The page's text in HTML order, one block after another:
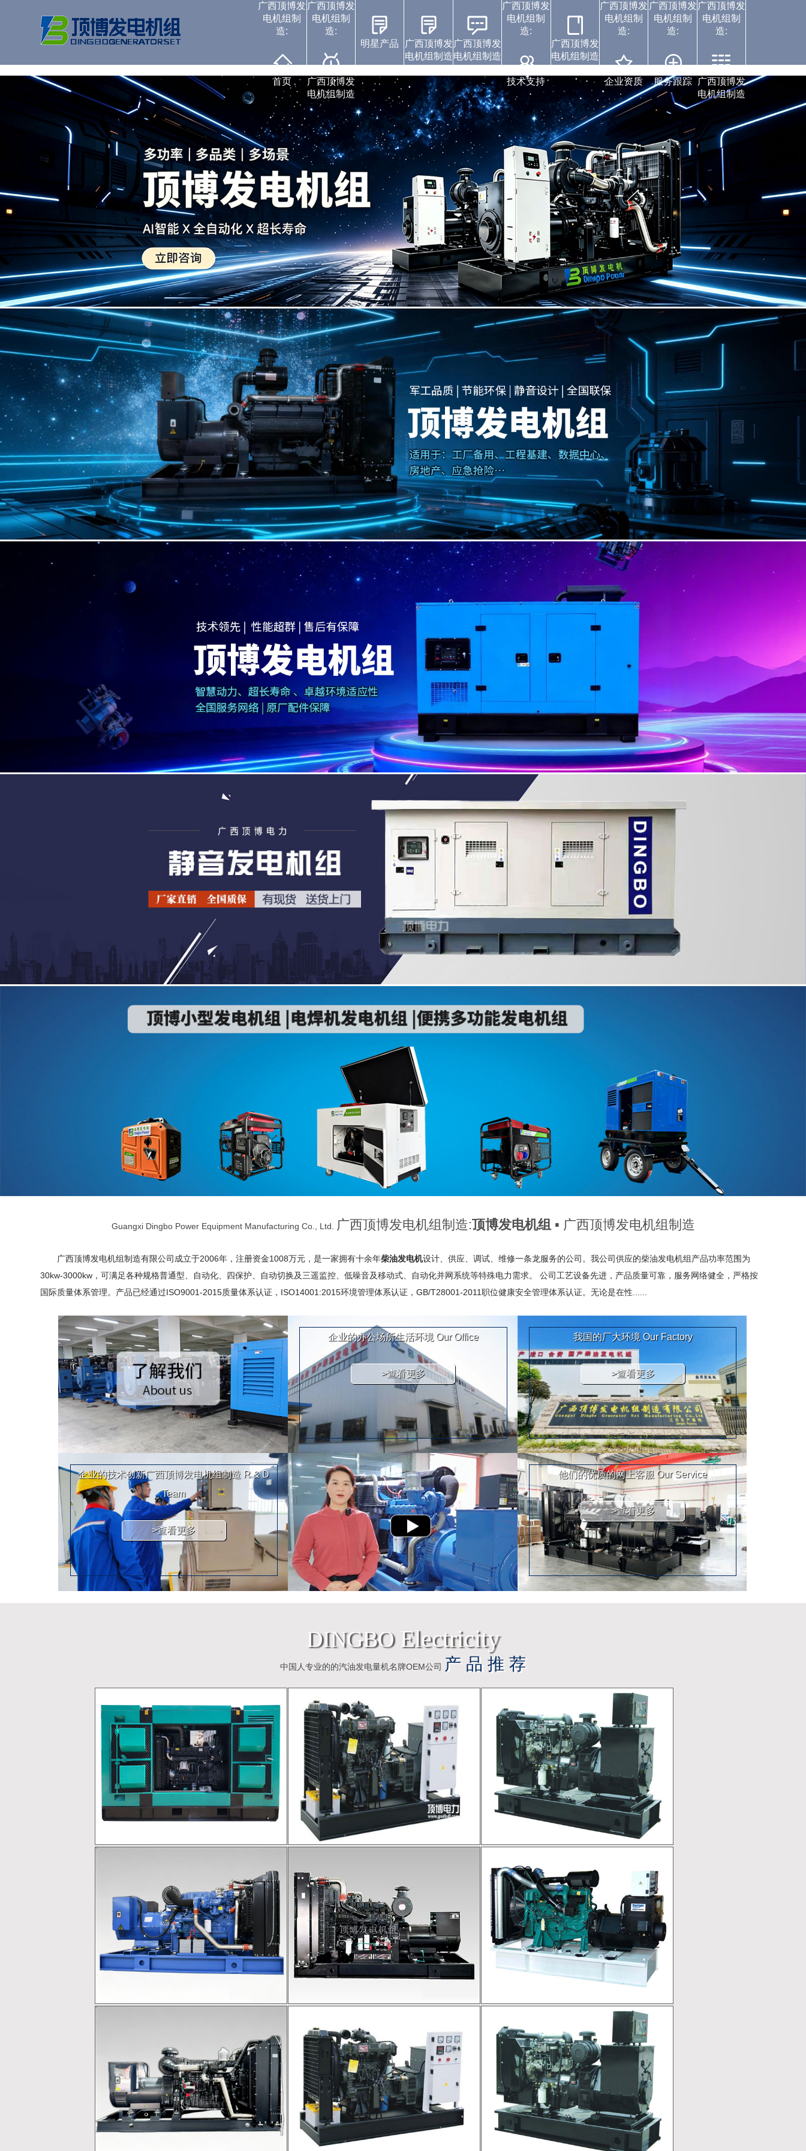
广西顶博发
电机组制
造:
首页
广西顶博发
电机组制
造:
广西顶博发
电机组制造
明星产品
静音发电机组
潍柴发电机组
珀金斯发电机组
沃尔沃发电机组
康明斯广西顶博发电
机组制造
广西顶博发电机组制
造:上柴发电机组
广西顶博发电机组制
造:玉柴发电机组
广西顶博发
电机组制造
广西顶博发
电机组制造
视频展示
企业动态
中标通知书
广西顶博发
电机组制
造:
技术支持
广西顶博发
电机组制造
案例中心
广西顶博发
电机组制
造:
企业资质
广西顶博发
电机组制
造:
服务跟踪
广西顶博发
电机组制
造:
广西顶博发
电机组制造
Guangxi Dingbo Power Equipment Manufacturing Co., Ltd. 广西顶博发电机组制造:顶博发电机组▪ 广西顶博发电机组制造
广西顶博发电机组制造有限公司成立于2006年，注册资金1008万元，是一家拥有十余年柴油发电机设计、供应、调试、维修一条龙服务的公司。我公司供应的柴油发电机组产品功率范围为
30kw-3000kw，可满足各种规格普通型、自动化、四保护、自动切换及三遥监控、低噪音及移动式、自动化并网系统等特殊电力需求。 公司工艺设备先进，产品质量可靠，服务网络健全，严格按
国际质量体系管理。产品已经通过ISO9001-2015质量体系认证，ISO14001:2015环境管理体系认证，GB/T28001-2011职位健康安全管理体系认证。无论是在性......
企业的办公场所生活环境 Our Office
>查看更多
我国的厂大环境 Our Factory
>查看更多
企业的技术创新广西顶博发电机组制造 R & D
Team
>查看更多
他们的优质的网上客服 Our Service
>查看更多
DINGBOElectricity
中国人专业的的汽油发电量机名牌OEM公司 产 品 推 荐